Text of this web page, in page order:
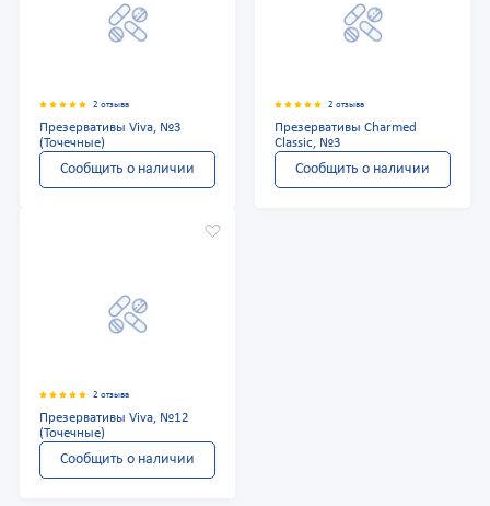
2 отзыва
Презервативы Viva, №3
(Точечные)
Сообщить о наличии
2 отзыва
Презервативы Charmed
Classic, №3
Сообщить о наличии
2 отзыва
Презервативы Viva, №12
(Точечные)
Сообщить о наличии